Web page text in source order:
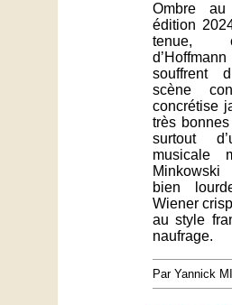
Ombre au
édition
tenue,
souffrent
scène
concrétise
très
surtout
musicale
bien
Wiener
au style
naufrage.
Par Yannick